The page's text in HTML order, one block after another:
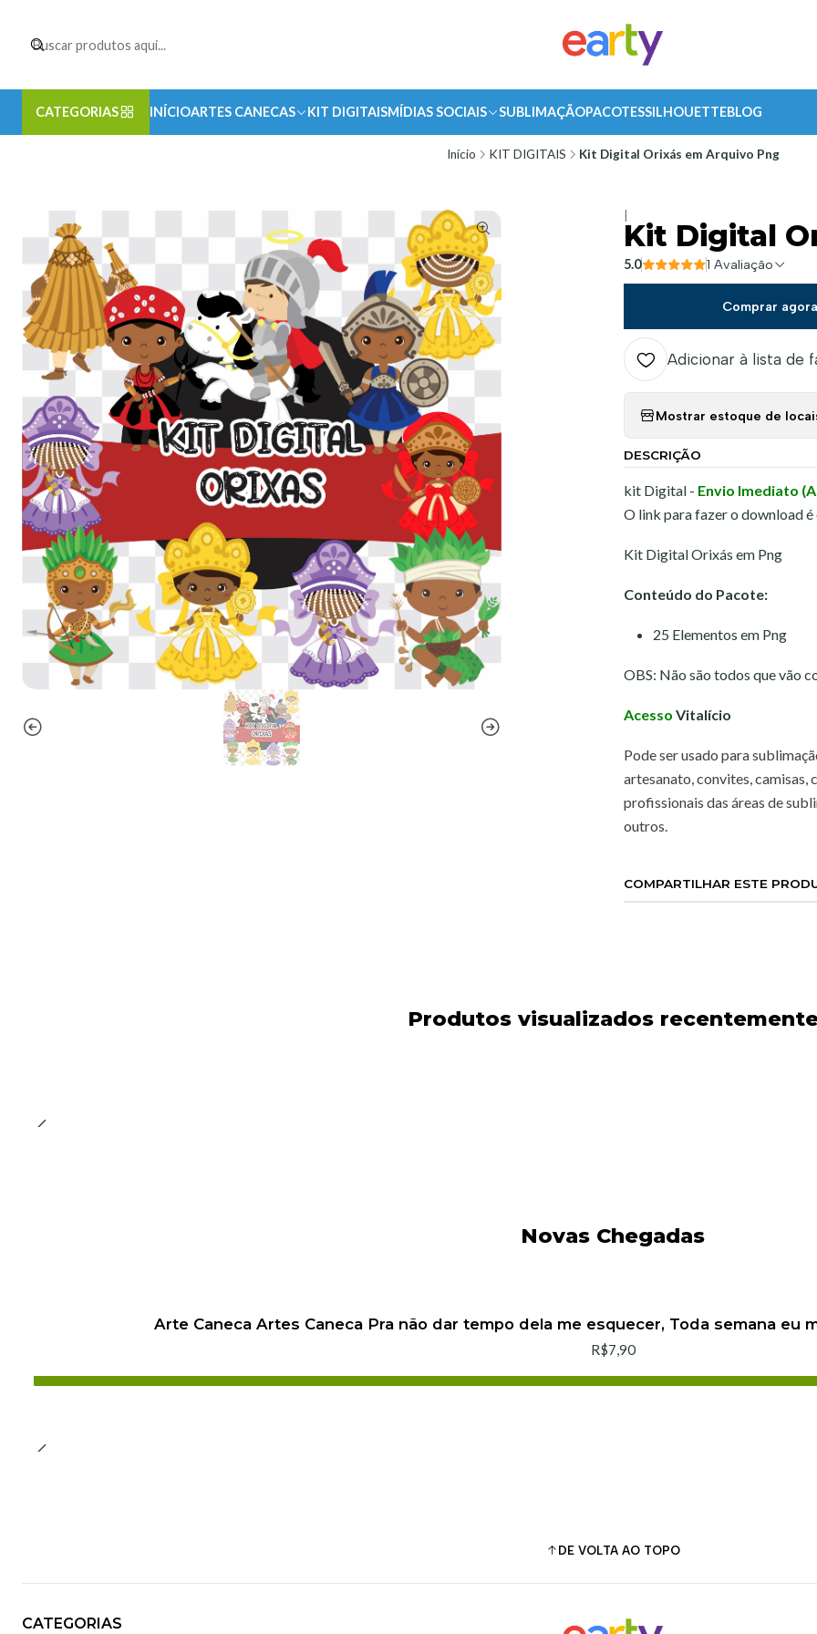
CATEGORIAS INÍCIOARTES CANECAS KIT DIGITAISMÍDIAS SOCIAIS SUBLIMAÇÃOPACOTESSILHOUETTEBLOG
Início KIT DIGITAIS Kit Digital Orixás em Arquivo Png
Kit Digital
5.0 1 Avaliação
Comprar agora
Adicionar à lista de
Mostrar estoque de
DESCRIÇÃO
kit Digital - Envio Imediato
O link para fazer o download
Kit Digital Orixás em Png
Conteúdo do Pacote:
25 Elementos em Png
OBS: Não são todos que vão
Acesso Vitalício
Pode ser usado para
artesanato, convites, camisas,
profissionais das áreas de
outros.
COMPARTILHAR ESTE
Produtos visualizados
Novas Chegadas
Arte Caneca Artes Caneca Pra não dar tempo dela me esquecer, Toda semana eu
R$7,90
DE VOLTA AO TOPO
CATEGORIAS